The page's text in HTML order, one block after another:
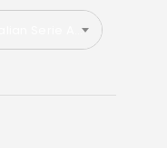
Italian Serie A 2018-2019